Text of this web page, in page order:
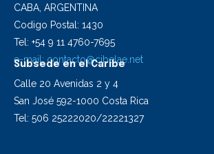
CABA, ARGENTINA
Codigo Postal: 1430
Tel: +54 9 11 4760-7695
e-mail: contacto@cibelae.net
Subsede en el Caribe
Calle 20 Avenidas 2 y 4
San José 592-1000 Costa Rica
Tel: 506 25222020/22221327